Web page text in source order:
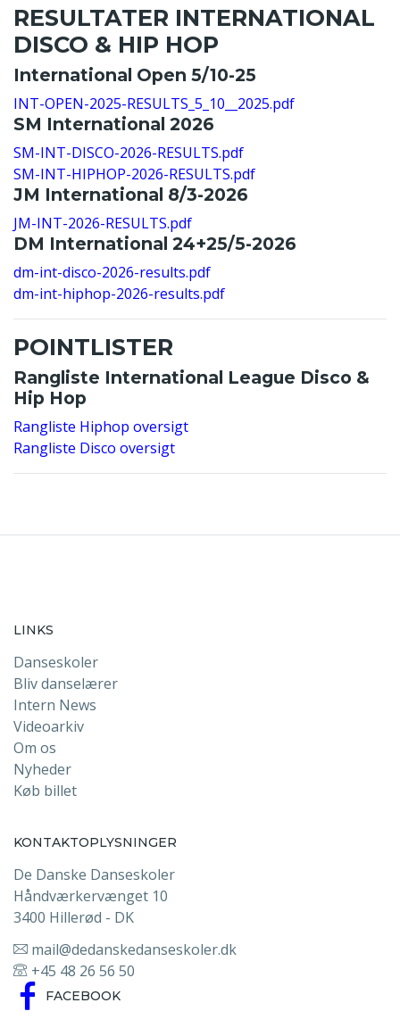
RESULTATER INTERNATIONAL
DISCO & HIP HOP
International Open 5/10-25
INT-OPEN-2025-RESULTS_5_10__2025.pdf
SM International 2026
SM-INT-DISCO-2026-RESULTS.pdf
SM-INT-HIPHOP-2026-RESULTS.pdf
JM International 8/3-2026
JM-INT-2026-RESULTS.pdf
DM International 24+25/5-2026
dm-int-disco-2026-results.pdf
dm-int-hiphop-2026-results.pdf
POINTLISTER
Rangliste International League Disco &
Hip Hop
Rangliste Hiphop oversigt
Rangliste Disco oversigt
LINKS
Danseskoler
Bliv danselærer
Intern News
Videoarkiv
Om os
Nyheder
Køb billet
KONTAKTOPLYSNINGER
De Danske Danseskoler
Håndværkervænget 10
3400 Hillerød - DK
mail@dedanskedanseskoler.dk
+45 48 26 56 50
FACEBOOK